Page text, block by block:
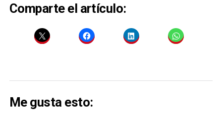
Comparte el artículo:
Me gusta esto: